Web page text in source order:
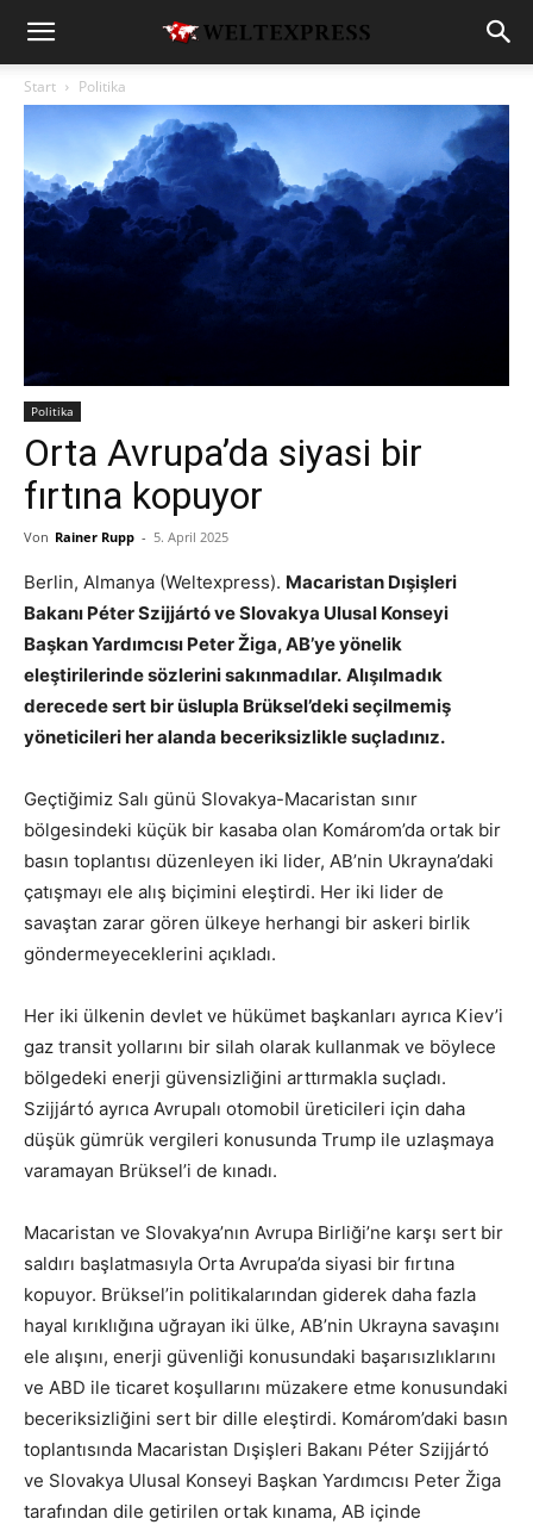
Start Politika
Politika
Orta Avrupa’da siyasi bir
fırtına kopuyor
Von Rainer Rupp - 5. April 2025
Berlin, Almanya (Weltexpress). Macaristan Dışişleri
Bakanı Péter Szijjártó ve Slovakya Ulusal Konseyi
Başkan Yardımcısı Peter Žiga, AB’ye yönelik
eleştirilerinde sözlerini sakınmadılar. Alışılmadık
derecede sert bir üslupla Brüksel’deki seçilmemiş
yöneticileri her alanda beceriksizlikle suçladınız.
Geçtiğimiz Salı günü Slovakya-Macaristan sınır
bölgesindeki küçük bir kasaba olan Komárom’da ortak bir
basın toplantısı düzenleyen iki lider, AB’nin Ukrayna’daki
çatışmayı ele alış biçimini eleştirdi. Her iki lider de
savaştan zarar gören ülkeye herhangi bir askeri birlik
göndermeyeceklerini açıkladı.
Her iki ülkenin devlet ve hükümet başkanları ayrıca Kiev’i
gaz transit yollarını bir silah olarak kullanmak ve böylece
bölgedeki enerji güvensizliğini arttırmakla suçladı.
Szijjártó ayrıca Avrupalı otomobil üreticileri için daha
düşük gümrük vergileri konusunda Trump ile uzlaşmaya
varamayan Brüksel’i de kınadı.
Macaristan ve Slovakya’nın Avrupa Birliği’ne karşı sert bir
saldırı başlatmasıyla Orta Avrupa’da siyasi bir fırtına
kopuyor. Brüksel’in politikalarından giderek daha fazla
hayal kırıklığına uğrayan iki ülke, AB’nin Ukrayna savaşını
ele alışını, enerji güvenliği konusundaki başarısızlıklarını
ve ABD ile ticaret koşullarını müzakere etme konusundaki
beceriksizliğini sert bir dille eleştirdi. Komárom’daki basın
toplantısında Macaristan Dışişleri Bakanı Péter Szijjártó
ve Slovakya Ulusal Konseyi Başkan Yardımcısı Peter Žiga
tarafından dile getirilen ortak kınama, AB içinde